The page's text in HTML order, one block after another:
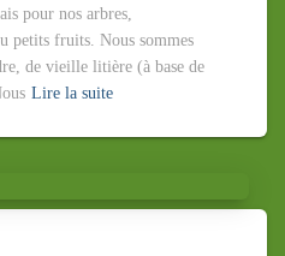
pour nos arbres,
petits fruits. Nous sommes
de vieille litière (à base de
Lire la suite